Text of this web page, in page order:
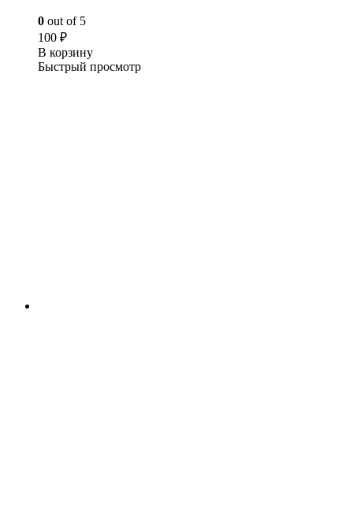
0 out of 5
100 ₽
В корзину
Быстрый просмотр